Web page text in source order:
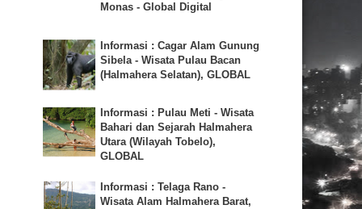
Monas - Global Digital
Informasi : Cagar Alam Gunung
Sibela - Wisata Pulau Bacan
(Halmahera Selatan), GLOBAL
Informasi : Pulau Meti - Wisata
Bahari dan Sejarah Halmahera
Utara (Wilayah Tobelo),
GLOBAL
Informasi : Telaga Rano -
Wisata Alam Halmahera Barat,